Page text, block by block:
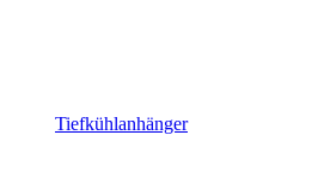
Tiefkühlanhänger